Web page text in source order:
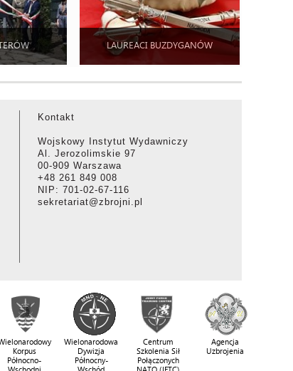
LAUREACI BUZDYGANÓW
Kontakt
Wojskowy Instytut Wydawniczy
Al. Jerozolimskie 97
00-909 Warszawa
+48 261 849 008
NIP: 701-02-67-116
sekretariat@zbrojni.pl
Korpus
Północno-
Wielonarodowa
Dywizja
Północny-
Centrum
Szkolenia Sił
Połączonych
Agencja
Uzbrojenia